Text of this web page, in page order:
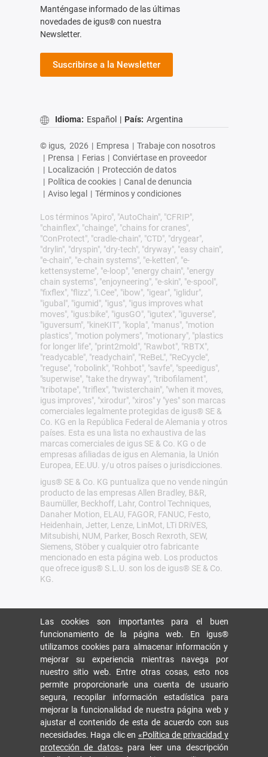
Manténgase informado de las últimas
novedades de igus® con nuestra
Newsletter.
Suscribirse a la Newsletter
Idioma: Español | País: Argentina
© igus, 2026 | Empresa | Trabaje con nosotros
| Prensa | Ferias | Conviértase en proveedor
| Localización | Protección de datos
| Política de cookies | Canal de denuncia
| Aviso legal | Términos y condiciones
Los términos "Apiro", "AutoChain", "CFRIP",
"chainflex", "chainge", "chains for cranes",
"ConProtect", "cradle-chain", "CTD", "drygear",
"drylin", "dryspin", "dry-tech", "dryway", "easy chain",
"e-chain", "e-chain systems", "e-ketten", "e-
kettensysteme", "e-loop", "energy chain", "energy
chain systems", "enjoyneering", "e-skin", "e-spool",
"fixflex", "flizz", "i.Cee", "ibow", "igear", "iglidur",
"igubal", "igumid", "igus", "igus improves what
moves", "igus:bike", "igusGO", "igutex", "iguverse",
"iguversum", "kineKIT", "kopla", "manus", "motion
plastics", "motion polymers", "motionary", "plastics
for longer life", "print2mold", "Rawbot", "RBTX",
"readycable", "readychain", "ReBeL", "ReCyycle",
"reguse", "robolink", "Rohbot", "savfe", "speedigus",
"superwise", "take the dryway", "tribofilament",
"tribotape", "triflex", "twisterchain", "when it moves,
igus improves", "xirodur", "xiros" y "yes" son marcas
comerciales legalmente protegidas de igus® SE &
Co. KG en la República Federal de Alemania y otros
países. Esta es una lista no exhaustiva de las
marcas comerciales de igus SE & Co. KG o de
empresas afiliadas de igus en Alemania, la Unión
Europea, EE.UU. y/u otros países o jurisdicciones.
igus® SE & Co. KG puntualiza que no vende ningún
producto de las empresas Allen Bradley, B&R,
Baumüller, Beckhoff, Lahr, Control Techniques,
Danaher Motion, ELAU, FAGOR, FANUC, Festo,
Heidenhain, Jetter, Lenze, LinMot, LTi DRiVES,
Mitsubishi, NUM, Parker, Bosch Rexroth, SEW,
Siemens, Stöber y cualquier otro fabricante
mencionado en esta página web. Los productos
que ofrece igus® S.L.U. son los de igus® SE & Co.
KG.
Las cookies son importantes para el buen
funcionamiento de la página web. En igus®
utilizamos cookies para almacenar información y
mejorar su experiencia mientras navega por
nuestro sitio web. Entre otras cosas, esto nos
permite proporcionarle una cuenta de usuario
segura, recopilar información estadística para
mejorar la funcionalidad de nuestra página web y
ajustar el contenido de esta de acuerdo con sus
necesidades. Haga clic en «Política de privacidad y
protección de datos» para leer una descripción